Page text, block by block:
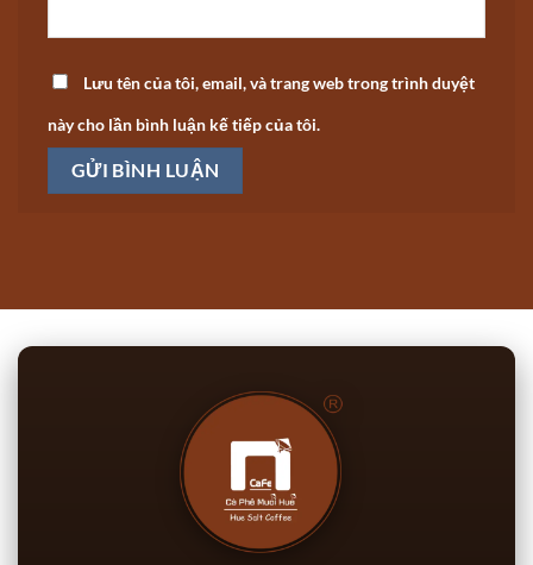
Lưu tên của tôi, email, và trang web trong trình duyệt
này cho lần bình luận kế tiếp của tôi.